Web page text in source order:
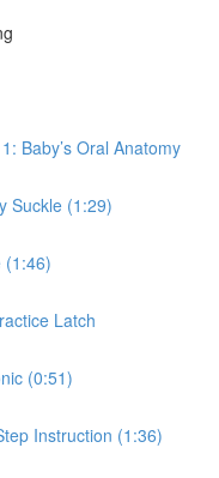
Baby’s Oral Anatomy
Suckle (1:29)
(1:46)
Latch
(0:51)
Instruction (1:36)